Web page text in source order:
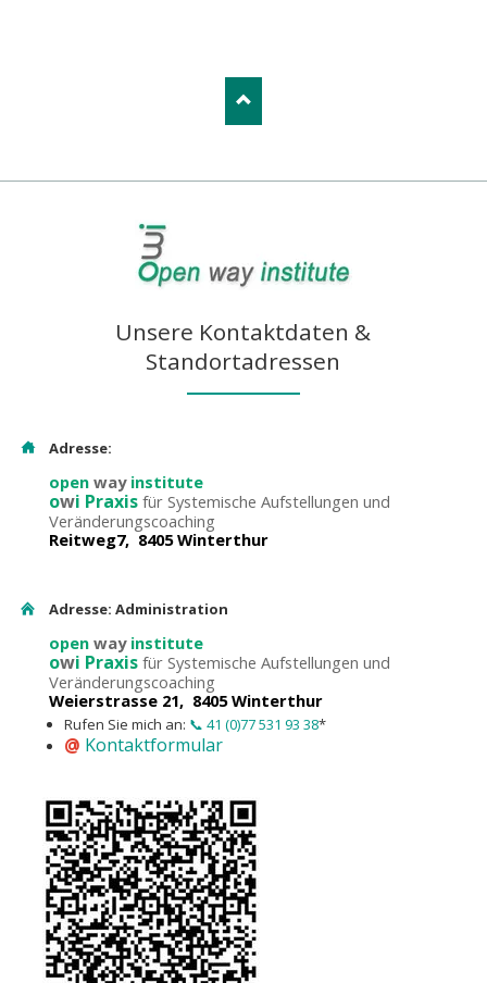
Unsere Kontaktdaten &
Standortadressen
Adresse:
open wayinstitute
owi Praxisfür Systemische Aufstellungen und
Veränderungscoaching
Reitweg7, 8405 Winterthur
Adresse: Administration
open wayinstitute
owi Praxisfür Systemische Aufstellungen und
Veränderungscoaching
Weierstrasse 21, 8405 Winterthur
Rufen Sie mich an: 📞 41 (0)77 531 93 38*
@ Kontaktformular